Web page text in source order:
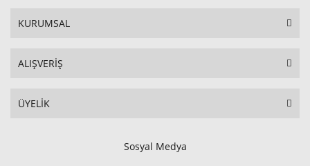
KURUMSAL
ALIŞVERİŞ
ÜYELİK
Sosyal Medya